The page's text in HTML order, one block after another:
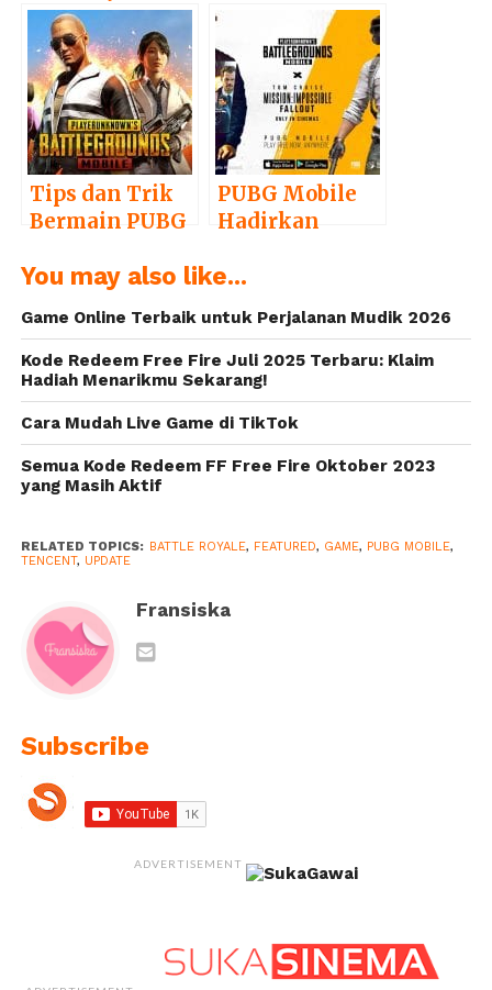
Hadir di PUBG
Mobile! Simak
Pembahasan
Update PUBG
Mobile Versi
1.0!
Tindakan
Tegas bagi
Pemain PUBG
Mobile yang
Curang
Tips dan Trik
Bermain PUBG
PUBG Mobile
Hadirkan
Bertema
Impossible –
Fallout
You may also like...
Game Online Terbaik untuk Perjalanan Mudik 2026
Kode Redeem Free Fire Juli 2025 Terbaru: Klaim
Hadiah Menarikmu Sekarang!
Cara Mudah Live Game di TikTok
Semua Kode Redeem FF Free Fire Oktober 2023
yang Masih Aktif
RELATED TOPICS: BATTLE ROYALE, FEATURED, GAME, PUBG MOBILE,
TENCENT, UPDATE
Fransiska
Subscribe
ADVERTISEMENT